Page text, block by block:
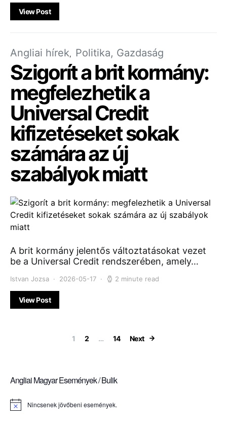
View Post
Angliai hírek Politika, Gazdaság
Szigorít a brit kormány:
megfelezhetik a
Universal Credit
kifizetéseket sokak
számára az új
szabályok miatt
A brit kormány jelentős változtatásokat vezet
be a Universal Credit rendszerében, amely…
Istvan Jozsa 2026-05-17 2 minute read
View Post
Bejegyzések
1 2 … 14 Next
Angliai Magyar Események / Bulik
Notice Nincsenek jövőbeni események.